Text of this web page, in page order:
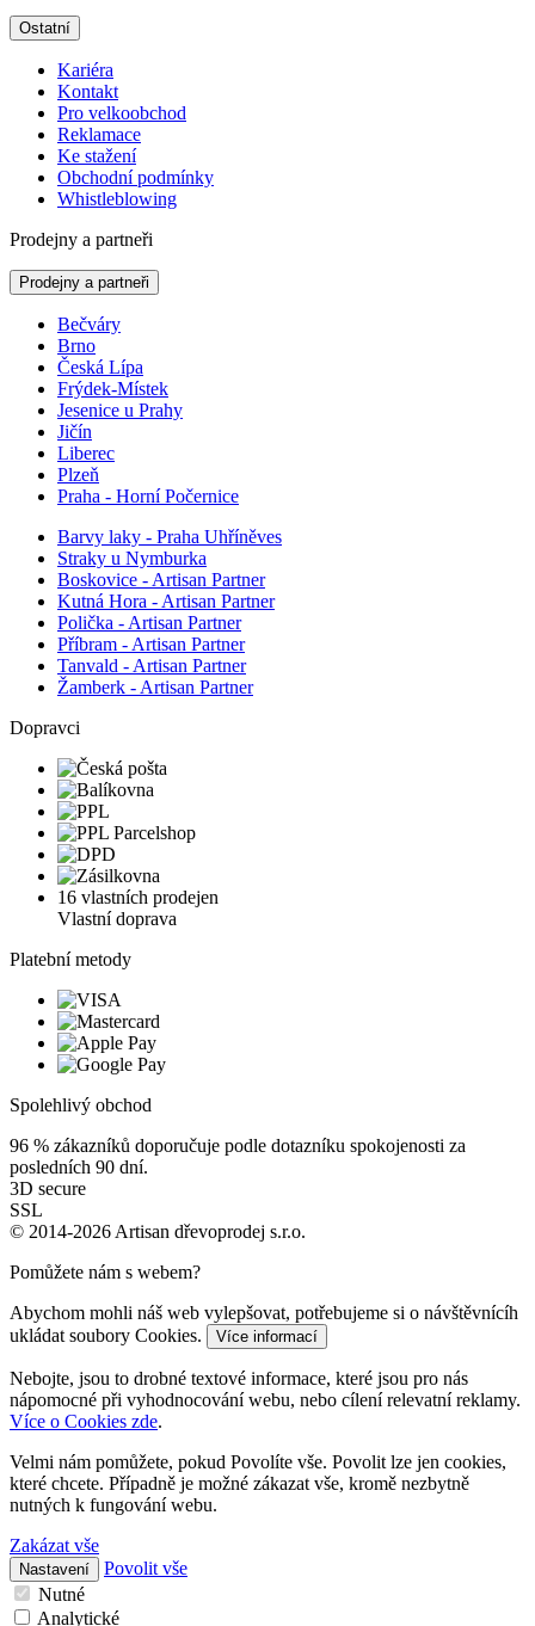
Ostatní
Kariéra
Kontakt
Pro velkoobchod
Reklamace
Ke stažení
Obchodní podmínky
Whistleblowing
Prodejny a partneři
Prodejny a partneři
Bečváry
Brno
Česká Lípa
Frýdek-Místek
Jesenice u Prahy
Jičín
Liberec
Plzeň
Praha - Horní Počernice
Barvy laky - Praha Uhříněves
Straky u Nymburka
Boskovice - Artisan Partner
Kutná Hora - Artisan Partner
Polička - Artisan Partner
Příbram - Artisan Partner
Tanvald - Artisan Partner
Žamberk - Artisan Partner
Dopravci
16 vlastních prodejen
Vlastní doprava
Platební metody
Spolehlivý obchod
96 % zákazníků doporučuje podle dotazníku spokojenosti za
posledních 90 dní.
3D secure
SSL
© 2014-2026 Artisan dřevoprodej s.r.o.
Pomůžete nám s webem?
Abychom mohli náš web vylepšovat, potřebujeme si o návštěvnícíh
ukládat soubory Cookies.
Více informací
Nebojte, jsou to drobné textové informace, které jsou pro nás
nápomocné při vyhodnocování webu, nebo cílení relevatní reklamy.
Více o Cookies zde.
Velmi nám pomůžete, pokud Povolíte vše. Povolit lze jen cookies,
které chcete. Případně je možné zákazat vše, kromě nezbytně
nutných k fungování webu.
Zakázat vše
Nastavení
Povolit vše
Nutné
Analytické